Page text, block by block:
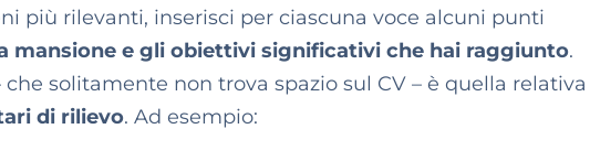
più rilevanti, inserisci per ciascuna voce alcuni punti
mansione e gli obiettivi significativi che hai raggiunto.
solitamente non trova spazio sul CV – è quella relativa
di rilievo. Ad esempio: